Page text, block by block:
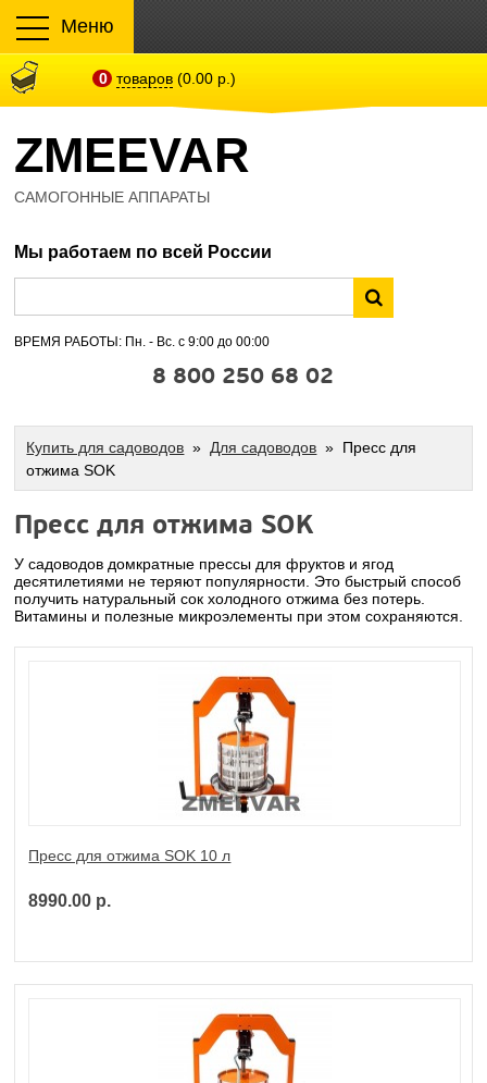
Меню
0 товаров (0.00 р.)
ZMEEVAR
САМОГОННЫЕ АППАРАТЫ
Мы работаем по всей России
ВРЕМЯ РАБОТЫ: Пн. - Вс. с 9:00 до 00:00
8 800 250 68 02
Купить для садоводов » Для садоводов » Пресс для
отжима SOK
Пресс для отжима SOK
У садоводов домкратные прессы для фруктов и ягод
десятилетиями не теряют популярности. Это быстрый способ
получить натуральный сок холодного отжима без потерь.
Витамины и полезные микроэлементы при этом сохраняются.
Пресс для отжима SOK 10 л
8990.00 р.